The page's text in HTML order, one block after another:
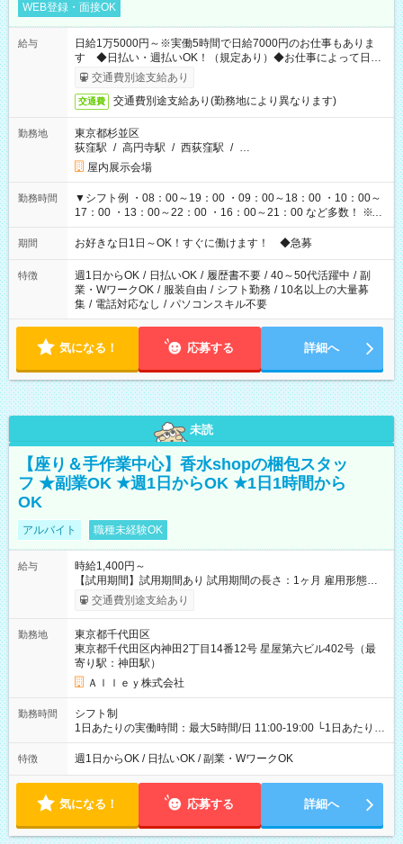
WEB登録・面接OK
給与
日給1万5000円～※実働5時間で日給7000円のお仕事もありま
す ◆日払い・週払いOK！（規定あり）◆お仕事によって日給
も異なります
交通費別途支給あり
交通費 交通費別途支給あり(勤務地により異なります)
勤務地
東京都杉並区
荻窪駅 / 高円寺駅 / 西荻窪駅 / …
屋内展示会場
勤務時間
▼シフト例 ・08：00～19：00 ・09：00～18：00 ・10：00～
17：00 ・13：00～22：00 ・16：00～21：00 など多数！ ※お
仕事により勤務時間が異なります
期間 お好きな日1日～OK！すぐに働けます！ ◆急募
特徴 週1日からOK / 日払いOK / 履歴書不要 / 40～50代活躍中 / 副
業・WワークOK / 服装自由 / シフト勤務 / 10名以上の大量募
集 / 電話対応なし / パソコンスキル不要
気になる！ 応募する 詳細へ
未読
【座り＆手作業中心】香水shopの梱包スタッ
フ ★副業OK ★週1日からOK ★1日1時間から
OK
アルバイト 職種未経験OK
給与
時給1,400円～
【試用期間】試用期間あり 試用期間の長さ：1ヶ月 雇用形態、
給与は本採用時と同じです。
交通費別途支給あり
勤務地
東京都千代田区
東京都千代田区内神田2丁目14番12号 星屋第六ビル402号（最
寄り駅：神田駅）
Ａｌｌｅｙ株式会社
勤務時間
シフト制
1日あたりの実働時間：最大5時間/日 11:00-19:00 └1日あたりの
実働時間：1-5時間 └上記の時間帯内であれば、いつでも勤務可
能！ └平日・土曜日の中で、お好きな曜日でご勤務いただけま
18:00 などのように、自由な働き方が可能なお仕事です！
特徴 週1日からOK / 日払いOK / 副業・WワークOK
気になる！ 応募する 詳細へ